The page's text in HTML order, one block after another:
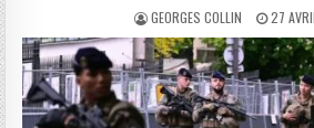
AUTHOR:
GEORGES COLLIN
DATE:
27